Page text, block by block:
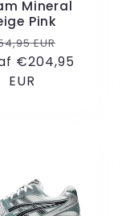
Mineral
Pink
EUR
€204,95
EUR